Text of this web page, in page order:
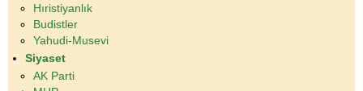
Hıristiyanlık
Budistler
Yahudi-Musevi
Siyaset
AK Parti